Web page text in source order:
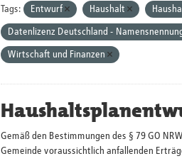
Tags: Entwurf Haushalt
Datenlizenz Deutschland -
Wirtschaft und Finanzen
Gemäß den Bestimmungen des § 79 GO
Gemeinde voraussichtlich anfallenden